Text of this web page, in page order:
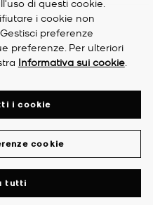
di questi cookie.
i cookie non
preferenze
preferenze. Per ulteriori
Informativa sui cookie.
cookie
tutti
i cookie